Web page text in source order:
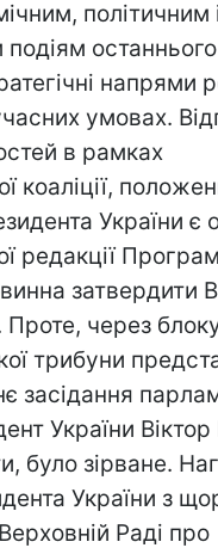
політичним
останнього
напрями
умовах.
в рамках
коаліції,
України є
редакції
затвердити
Проте, через
трибуни
засідання
України
було зірване.
України з
Раді про